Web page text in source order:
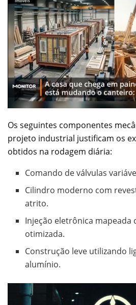
Os seguintes componentes
projeto industrial justificam os
obtidos na rodagem diária:
Comando de válvulas
Cilindro moderno com
atrito.
Injeção eletrônica
otimizada.
Construção leve utilizando
alumínio.